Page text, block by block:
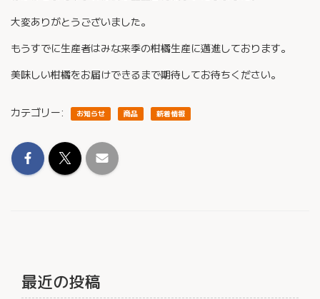
大変ありがとうございました。
もうすでに生産者はみな来季の柑橘生産に邁進しております。
美味しい柑橘をお届けできるまで期待してお待ちください。
カテゴリー: お知らせ 商品 新着情報
最近の投稿